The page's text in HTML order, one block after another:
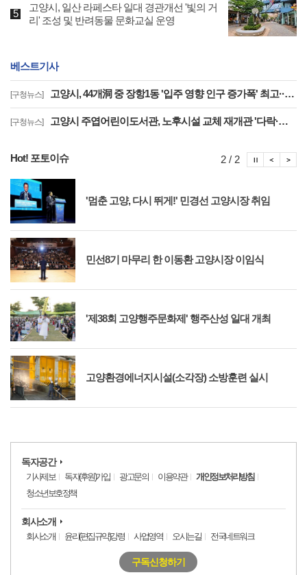
고양시, 일산 라페스타 일대 경관개선 '빛의 거
리' 조성 및 반려동물 문화교실 운영
베스트기사
[구청뉴스] 고양시, 44개洞 중 장항1동 '입주 영향 인구 증가폭' 최고··풍산동도 증가세 지속
[구청뉴스] 고양시 주엽어린이도서관, 노후시설 교체 재개관 '다락·아기 독서공간 등 조성'
Hot! 포토이슈
'멈춘 고양, 다시 뛰게!' 민경선 고양시장 취임
민선8기 마무리 한 이동환 고양시장 이임식
'제38회 고양행주문화제' 행주산성 일대 개최
고양환경에너지시설(소각장) 소방훈련 실시
2 / 2 포
포토이
독자공간
기사제보 독자(후원)가입 광고문의 이용약관
개인정보처리방침
청소년보호정책
회사소개
회사소개 윤리(편집규약)강령 사업영역 오시는길 전국네트워크
구독신청하기